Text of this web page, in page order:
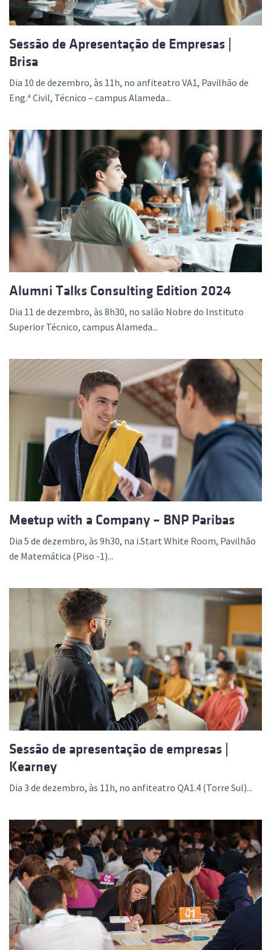
Sessão de Apresentação de Empresas |
Brisa
Dia 10 de dezembro, às 11h, no anfiteatro VA1, Pavilhão de
Eng.ª Civil, Técnico – campus Alameda...
Alumni Talks Consulting Edition 2024
Dia 11 de dezembro, às 8h30, no salão Nobre do Instituto
Superior Técnico, campus Alameda...
Meetup with a Company – BNP Paribas
Dia 5 de dezembro, às 9h30, na i.Start White Room, Pavilhão
de Matemática (Piso -1)...
Sessão de apresentação de empresas |
Kearney
Dia 3 de dezembro, às 11h, no anfiteatro QA1.4 (Torre Sul)...